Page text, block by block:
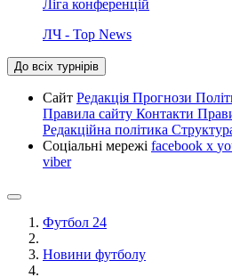
Ліга конференцій
ЛЧ - Top News
До всіх турнірів
Сайт Редакція Прогнози
Правила сайту Контакти
Редакційна політика
Соціальні мережі facebook x
viber
Футбол 24
Новини футболу